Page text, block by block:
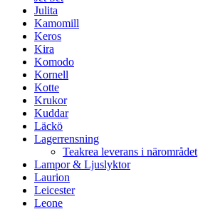
Julita
Kamomill
Keros
Kira
Komodo
Kornell
Kotte
Krukor
Kuddar
Läckö
Lagerrensning
Teakrea leverans i närområdet
Lampor & Ljuslyktor
Laurion
Leicester
Leone